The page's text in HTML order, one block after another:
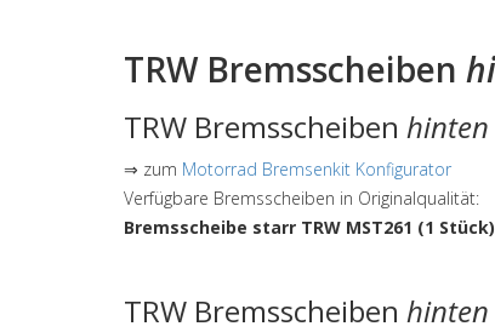
TRW Bremsscheiben
TRW Bremsscheiben hinten
⇒ zum Motorrad Bremsenkit Konfigurator
Verfügbare Bremsscheiben in Originalqualität:
Bremsscheibe starr TRW MST261 (1 Stück)
TRW Bremsscheiben hinten